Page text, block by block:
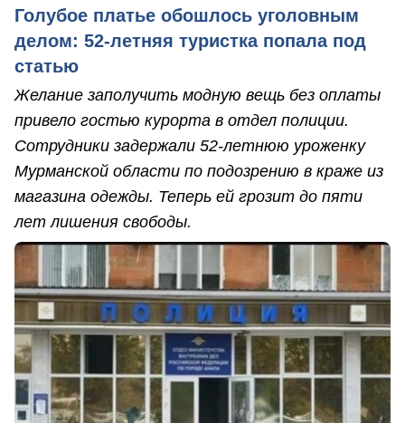
Голубое платье обошлось уголовным
делом: 52-летняя туристка попала под
статью
Желание заполучить модную вещь без оплаты
привело гостью курорта в отдел полиции.
Сотрудники задержали 52-летнюю уроженку
Мурманской области по подозрению в краже из
магазина одежды. Теперь ей грозит до пяти
лет лишения свободы.